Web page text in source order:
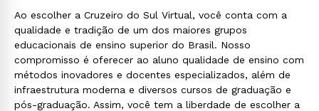
Ao escolher a Cruzeiro do Sul Virtual, você conta com a
qualidade e tradição de um dos maiores grupos
educacionais de ensino superior do Brasil. Nosso
compromisso é oferecer ao aluno qualidade de ensino com
métodos inovadores e docentes especializados, além de
infraestrutura moderna e diversos cursos de graduação e
pós-graduação. Assim, você tem a liberdade de escolher a